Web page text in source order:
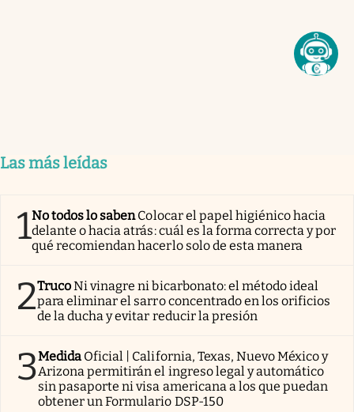
Las más leídas
1No todos lo sabenColocar el papel higiénico hacia
delante o hacia atrás: cuál es la forma correcta y por
qué recomiendan hacerlo solo de esta manera
2TrucoNi vinagre ni bicarbonato: el método ideal
para eliminar el sarro concentrado en los orificios
de la ducha y evitar reducir la presión
3Medida Oficial | California, Texas, Nuevo México y
Arizona permitirán el ingreso legal y automático
sin pasaporte ni visa americana a los que puedan
obtener un Formulario DSP-150